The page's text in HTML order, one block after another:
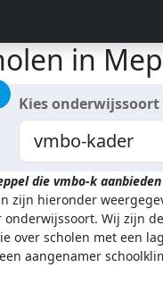
in
Kies onderwijssoort
die vmbo-k aanbieden
zijn hieronder
onderwijssoort. Wij zijn
over scholen met een
aangenamer